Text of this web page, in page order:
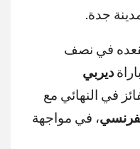
جدة.
مقعده في نصف
ديربي
في النهائي مع
، في مواجهة